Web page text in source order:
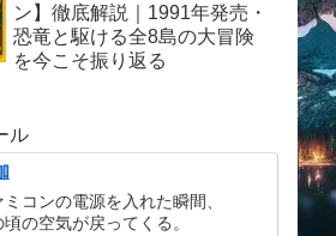
ン】徹底解説｜1991年発売・
恐竜と駆ける全8島の大冒険
を今こそ振り返る
ル
ミコンの電源を入れた瞬間、
の空気が戻ってくる。